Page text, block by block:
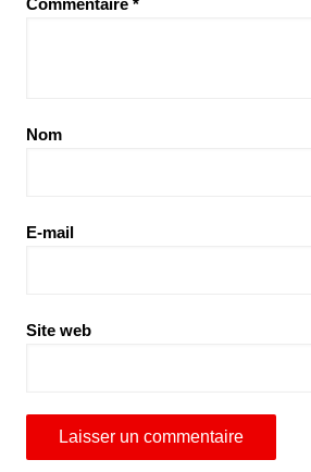
Commentaire *
Nom
E-mail
Site web